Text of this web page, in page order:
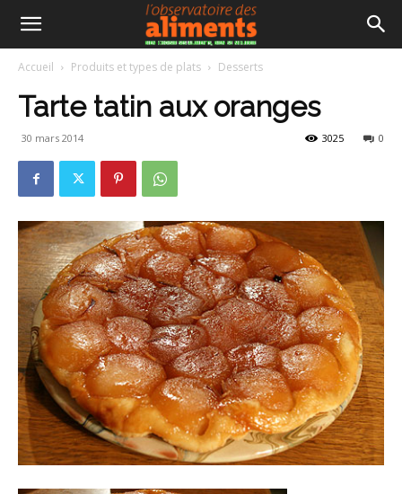
Accueil Produits et types de plats Desserts
Tarte tatin aux oranges
30 mars 2014 0
3025